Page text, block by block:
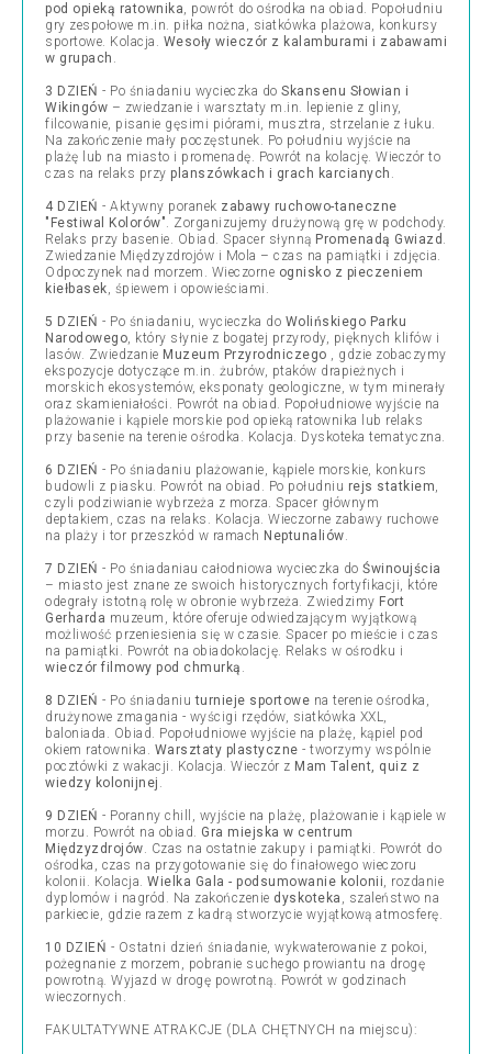
pod opieką ratownika, powrót do ośrodka na obiad. Popołudniu
gry zespołowe m.in. piłka nożna, siatkówka plażowa, konkursy
sportowe. Kolacja. Wesoły wieczór z kalamburami i zabawami
w grupach .
3 DZIEŃ - Po śniadaniu wycieczka do Skansenu Słowian i
Wikingów – zwiedzanie i warsztaty m.in. lepienie z gliny,
filcowanie, pisanie gęsimi piórami, musztra, strzelanie z łuku.
Na zakończenie mały poczęstunek. Po południu wyjście na
plażę lub na miasto i promenadę. Powrót na kolację. Wieczór to
czas na relaks przy planszówkach i grach karcianych .
4 DZIEŃ - Aktywny poranek zabawy ruchowo-taneczne
"Festiwal Kolorów". Zorganizujemy drużynową grę w podchody.
Relaks przy basenie. Obiad. Spacer słynną Promenadą Gwiazd .
Zwiedzanie Międzyzdrojów i Mola – czas na pamiątki i zdjęcia.
Odpoczynek nad morzem. Wieczorne ognisko z pieczeniem
kiełbasek, śpiewem i opowieściami.
5 DZIEŃ - Po śniadaniu, wycieczka do Wolińskiego Parku
Narodowego, który słynie z bogatej przyrody, pięknych klifów i
lasów. Zwiedzanie Muzeum Przyrodniczego , gdzie zobaczymy
ekspozycje dotyczące m.in. żubrów, ptaków drapieżnych i
morskich ekosystemów, eksponaty geologiczne, w tym minerały
oraz skamieniałości. Powrót na obiad. Popołudniowe wyjście na
plażowanie i kąpiele morskie pod opieką ratownika lub relaks
przy basenie na terenie ośrodka. Kolacja. Dyskoteka tematyczna.
6 DZIEŃ - Po śniadaniu plażowanie, kąpiele morskie, konkurs
budowli z piasku. Powrót na obiad. Po południu rejs statkiem,
czyli podziwianie wybrzeża z morza. Spacer głównym
deptakiem, czas na relaks. Kolacja. Wieczorne zabawy ruchowe
na plaży i tor przeszkód w ramach Neptunaliów.
7 DZIEŃ - Po śniadaniau całodniowa wycieczka do Świnoujścia
– miasto jest znane ze swoich historycznych fortyfikacji, które
odegrały istotną rolę w obronie wybrzeża. Zwiedzimy Fort
Gerharda muzeum, które oferuje odwiedzającym wyjątkową
możliwość przeniesienia się w czasie. Spacer po mieście i czas
na pamiątki. Powrót na obiadokolację. Relaks w ośrodku i
wieczór filmowy pod chmurką .
8 DZIEŃ - Po śniadaniuturnieje sportowe na terenie ośrodka,
drużynowe zmagania - wyścigi rzędów, siatkówka XXL,
baloniada. Obiad. Popołudniowe wyjście na plażę, kąpiel pod
okiem ratownika. Warsztaty plastyczne - tworzymy wspólnie
pocztówki z wakacji. Kolacja. Wieczór z Mam Talent, quiz z
wiedzy kolonijnej .
9 DZIEŃ - Poranny chill, wyjście na plażę, plażowanie i kąpiele w
morzu. Powrót na obiad. Gra miejska w centrum
Międzyzdrojów. Czas na ostatnie zakupy i pamiątki. Powrót do
ośrodka, czas na przygotowanie się do finałowego wieczoru
kolonii. Kolacja. Wielka Gala - podsumowanie kolonii, rozdanie
dyplomów i nagród. Na zakończenie dyskoteka , szaleństwo na
parkiecie, gdzie razem z kadrą stworzycie wyjątkową atmosferę.
10 DZIEŃ - Ostatni dzień śniadanie, wykwaterowanie z pokoi,
pożegnanie z morzem, pobranie suchego prowiantu na drogę
powrotną. Wyjazd w drogę powrotną. Powrót w godzinach
wieczornych.
FAKULTATYWNE ATRAKCJE (DLA CHĘTNYCH na miejscu):